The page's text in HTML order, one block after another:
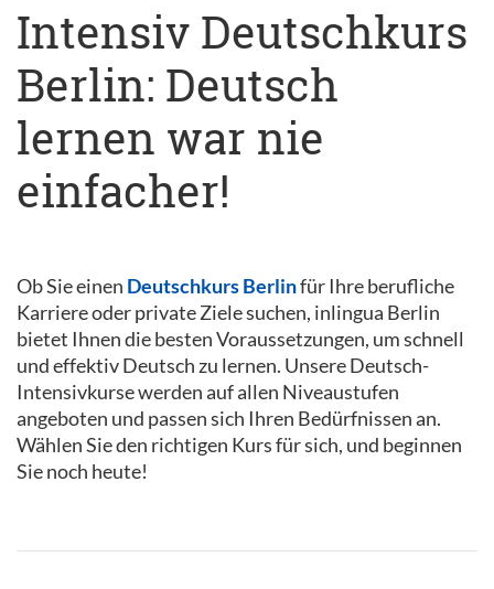
Intensiv Deutschkurs
Berlin: Deutsch
lernen war nie
einfacher!
Ob Sie einen Deutschkurs Berlinfür Ihre berufliche
Karriere oder private Ziele suchen, inlingua Berlin
bietet Ihnen die besten Voraussetzungen, um schnell
und effektiv Deutsch zu lernen. Unsere Deutsch-
Intensivkurse werden auf allen Niveaustufen
angeboten und passen sich Ihren Bedürfnissen an.
Wählen Sie den richtigen Kurs für sich, und beginnen
Sie noch heute!